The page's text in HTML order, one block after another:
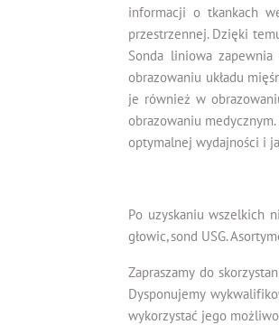
informacji o tkankach
przestrzennej. Dzięki
Sonda liniowa
obrazowaniu układu
je również w
obrazowaniu
optymalnej wydajności i
Po uzyskaniu wszelkich
głowic, sond USG.
Zapraszamy do
Dysponujemy
wykorzystać jego